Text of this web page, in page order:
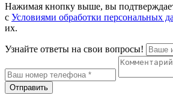
Нажимая кнопку выше, вы
с Условиями обработки персональных
их.
Узнайте ответы на свои вопросы!
Отправить